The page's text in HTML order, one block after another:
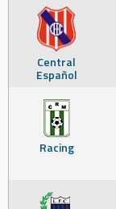
Central
Español
Racing